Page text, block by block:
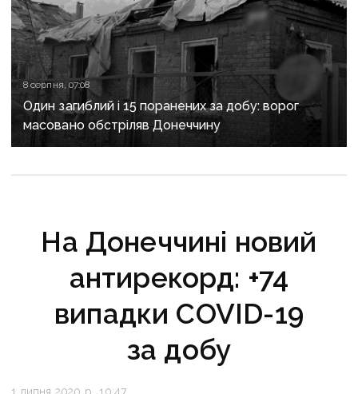
8 серпня, 07:08
Один загиблий і 15 поранених за добу: ворог
масовано обстріляв Донеччину
На Донеччині новий
антирекорд: +74
випадки COVID-19
за добу